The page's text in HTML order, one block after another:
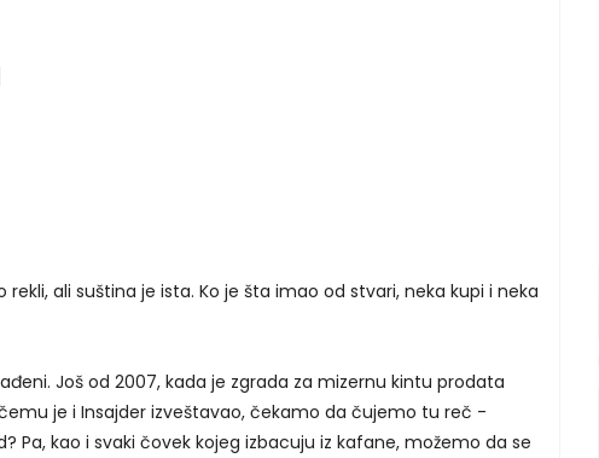
rekli, ali suština je ista. Ko je šta imao od stvari, neka kupi i neka
Još od 2007, kada je zgrada za mizernu kintu prodata
je i Insajder izveštavao, čekamo da čujemo tu reč -
Pa, kao i svaki čovek kojeg izbacuju iz kafane, možemo da se